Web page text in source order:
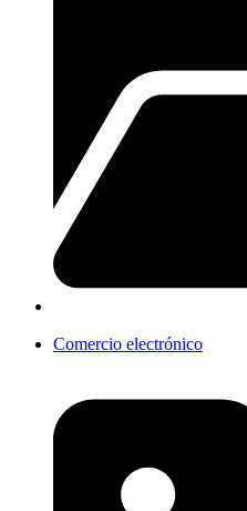
Comercio electrónico